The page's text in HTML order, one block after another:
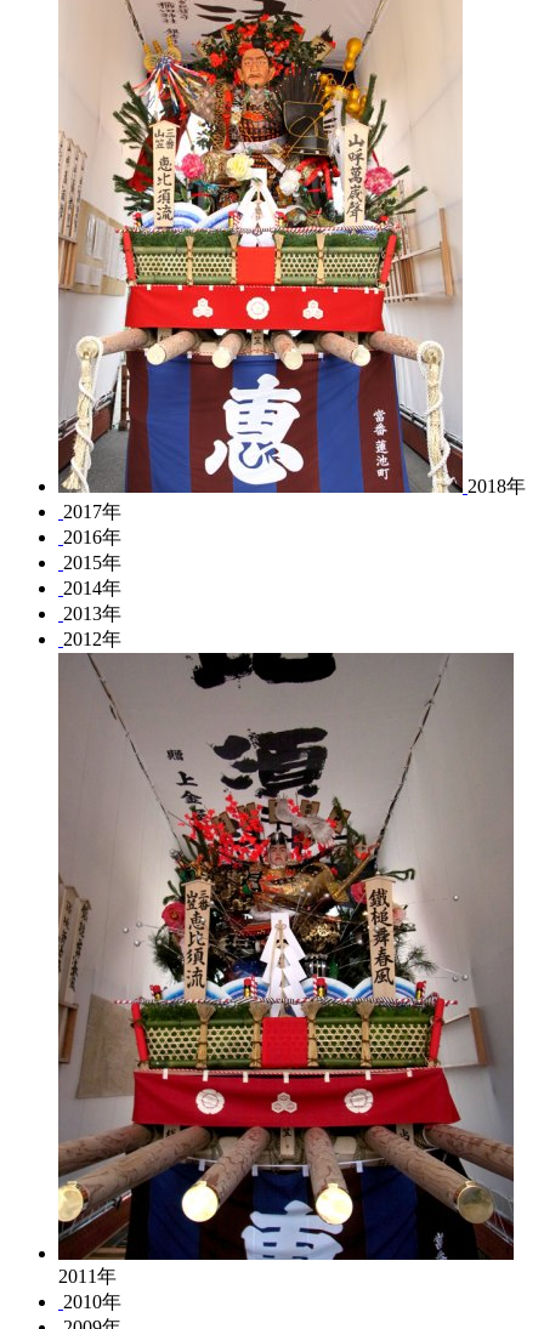
2018年
2017年
2016年
2015年
2014年
2013年
2012年
2011年
2010年